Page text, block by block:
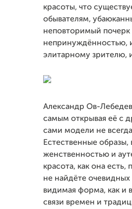
красоты, что
обывателям,
неповторимый почерк
непринуждённостью,
элитарному зрителю,
Александр Ов-
самым открывая её с
сами модели не
Естественные
женственностью и
красота, как она
не найдёте
видимая форма, как и
связи времен и